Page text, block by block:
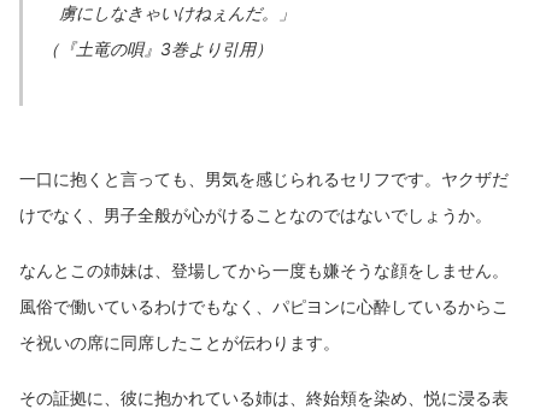
虜にしなきゃいけねぇんだ。」
（『土竜の唄』3巻より引用）
一口に抱くと言っても、男気を感じられるセリフです。ヤクザだ
けでなく、男子全般が心がけることなのではないでしょうか。
なんとこの姉妹は、登場してから一度も嫌そうな顔をしません。
風俗で働いているわけでもなく、パピヨンに心酔しているからこ
そ祝いの席に同席したことが伝わります。
その証拠に、彼に抱かれている姉は、終始頬を染め、悦に浸る表